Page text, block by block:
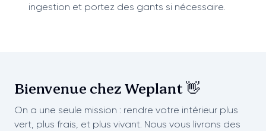
ingestion et portez des gants si nécessaire.
Bienvenue chez Weplant 👋
On a une seule mission : rendre votre intérieur plus
vert, plus frais, et plus vivant. Nous vous livrons des